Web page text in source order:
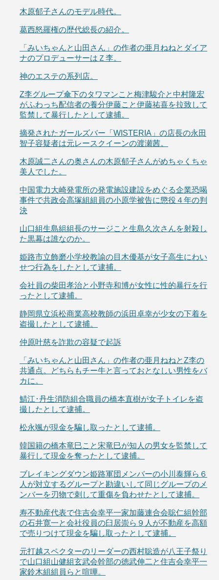
木原郁子さんのモデル時代。
葛西怒羅権の歴代総長の紹介。
「みいちゃんと山田さん」の作者の亜月ねねとダイア
ナのプロデューサーはＺ李。
神のエステの系列店。
Z李グループ傘下のタワマンこと梅津駿介と中村隆宏
がふわっち配信者の養分伊藤こと伊藤祐喜を拉致して
監禁して暴行したとして逮捕。
摘発されたガールズバー「WISTERIA」の店長の永田
智子容疑者は元レースクイーンの渡瀬茜。
木原誠二さんの奥さんの木原郁子さんがめちゃくちゃ
美人でした。
中国電力大崎発電所の発電施設建設をめぐる企業恐喝
事件で共政会高塚組組員の小原学被告に懲役４年の判
決
山口組生島組組長のサージこと生島久次さんを射殺し
た黒幕は誰なのか。
姫路市立飾磨小学校教諭の目木優基が女子高生にわい
せつ行為をしたとして逮捕。
会社員の柴田孝治と小野寺和博が女性に性的暴行を行
ったとして逮捕。
静岡県立浜松商業高校教師の浜田卓幸が少女の下着を
盗撮したとして逮捕。
仲原叶慈を詐欺の容疑で起訴
「みいちゃんと山田さん」の作者の亜月ねねとZ李の
共通点。どちらもチー牛と言っておとなしい男性をバ
カに。
鯖江･丹生消防組合職員の橋本直樹が女子トイレを盗
撮したとして逮捕。
松永颯が現金を騙し取ったとして逮捕。
韓国籍の橋本竜巳こと宋竜巳が知人の男女を監禁して
暴行して現金を奪ったとして逮捕。
ブレイキングダウン姫路軍団メンバーの小川泰輝ら６
人が対立するグループと勘違いして同じグループのメ
ンバーを刃物で刺して重傷を負わせたとして逮捕。
寿不動産代表で住吉会幸平一家加藤連合会聡仁組幹部
の石井寛一と会社役員の臼居崇ら９人が不動産を高額
で売りつけて現金を騙し取ったとして逮捕。
元打越スペクターのリーダーの西村聡造が八王子祭り
で山口組山健組玄武会幹部の徳武伸二と住吉会幸平一
家鈴木組組員らと喧嘩。